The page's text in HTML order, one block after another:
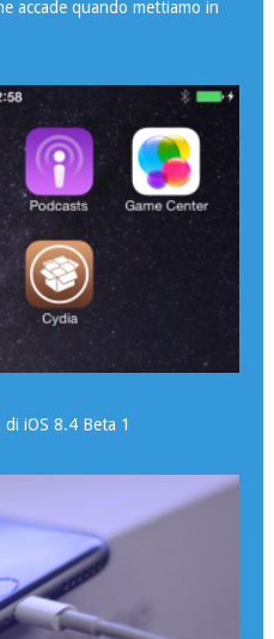
accade quando mettiamo in
di iOS 8.4 Beta 1